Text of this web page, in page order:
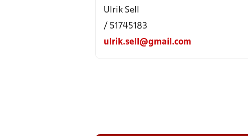
Ulrik Sell
/ 51745183
ulrik.sell@gmail.com